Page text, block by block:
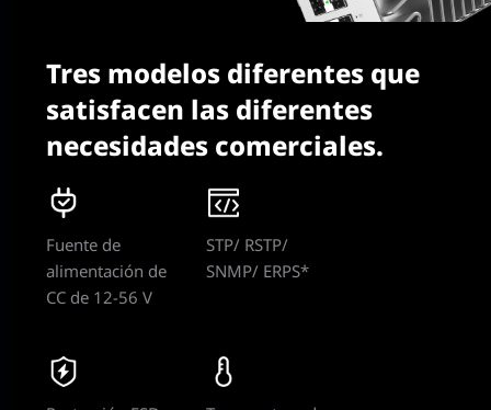
Tres modelos diferentes que
satisfacen las diferentes
necesidades comerciales.
Fuente de
alimentación de
CC de 12-56 V
STP/ RSTP/
SNMP/ ERPS*